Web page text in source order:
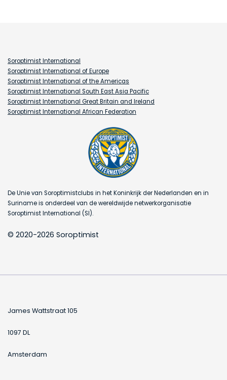
Soroptimist International
Soroptimist International of Europe
Soroptimist International of the Americas
Soroptimist International South East Asia Pacific
Soroptimist International Great Britain and Ireland
Soroptimist International African Federation
De Unie van Soroptimistclubs in het Koninkrijk der Nederlanden en in
Suriname is onderdeel van de wereldwijde netwerkorganisatie
Soroptimist International (SI).
© 2020-2026 Soroptimist
James Wattstraat 105
1097 DL
Amsterdam